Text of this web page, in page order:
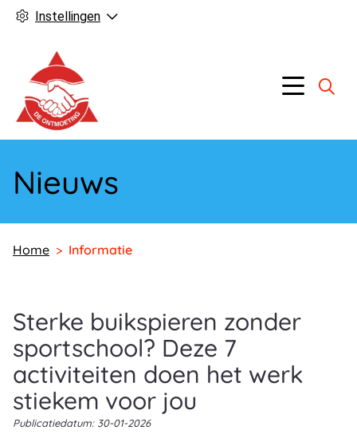
Instellingen
Menu
Home Informatie
Nieuws
Sterke buikspieren zonder
sportschool? Deze 7
activiteiten doen het werk
stiekem voor jou
Publicatiedatum: 30-01-2026